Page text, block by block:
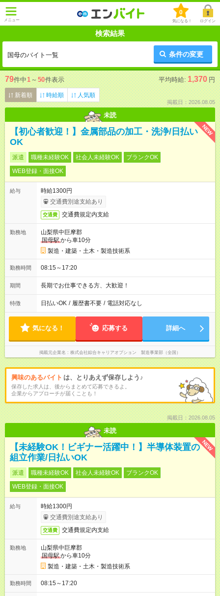
メニュー
0
気になる！ ログイン
検索結果
国母のバイト一覧 条件の変更
79件中1 ～ 50件表示 平均時給: 1,370 円
新着順 時給順 人気順
掲載日：2026.08.05
未読
NEW
【初心者歓迎！】金属部品の加工・洗浄/日払い
OK
派遣 職種未経験OK 社会人未経験OK
ブランクOK
WEB登録・面接OK
給与
時給1300円
交通費別途支給あり
交通費 交通費規定内支給
勤務地
山梨県中巨摩郡
国母駅から車10分
製造・建築・土木・製造技術系
勤務時間 08:15～17:20
期間 長期でお仕事できる方、大歓迎！
特徴 日払いOK / 履歴書不要 / 電話対応なし
気になる！ 応募する 詳細へ
掲載元企業名 株式会社綜合キャリアオプション 製造事業部（全国）
興味のあるバイト は、とりあえず保存しよう♪
保存した求人は、後からまとめて応募できるよ。
企業からアプローチが届くことも！
掲載日：2026.08.05
未読
NEW
【未経験OK！ビギナー活躍中！】半導体装置の
組立作業/日払いOK
派遣 職種未経験OK 社会人未経験OK
ブランクOK
WEB登録・面接OK
給与
時給1300円
交通費別途支給あり
交通費 交通費規定内支給
勤務地
山梨県中巨摩郡
国母駅から車10分
製造・建築・土木・製造技術系
勤務時間 08:15～17:20